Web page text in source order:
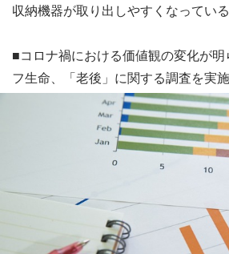
収納機器が取り出しやすくなっている
■コロナ禍における価値観の変化が
フ生命、「老後」に関する調査を実施